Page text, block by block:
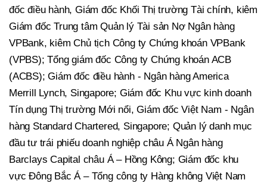
đốc điều hành, Giám đốc Khối Thị trường Tài chính, kiêm
Giám đốc Trung tâm Quản lý Tài sản Nợ Ngân hàng
VPBank, kiêm Chủ tịch Công ty Chứng khoán VPBank
(VPBS); Tổng giám đốc Công ty Chứng khoán ACB
(ACBS); Giám đốc điều hành - Ngân hàng America
Merrill Lynch, Singapore; Giám đốc Khu vực kinh doanh
Tín dụng Thị trường Mới nổi, Giám đốc Việt Nam - Ngân
hàng Standard Chartered, Singapore; Quản lý danh mục
đầu tư trái phiếu doanh nghiệp châu Á Ngân hàng
Barclays Capital châu Á – Hồng Kông; Giám đốc khu
vực Đông Bắc Á – Tổng công ty Hàng không Việt Nam